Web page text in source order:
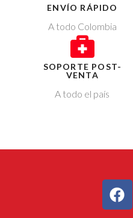
ENVÍO RÁPIDO
A todo Colombia
SOPORTE POST-
VENTA
A todo el país